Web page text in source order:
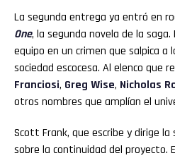
La segunda entrega ya entró en
One, la segunda novela de la
equipo en un crimen que salpica a
sociedad escocesa. Al elenco que
Franciosi, Greg Wise, Nicholas
otros nombres que amplían el
Scott Frank, que escribe y dirige
sobre la continuidad del proyecto.